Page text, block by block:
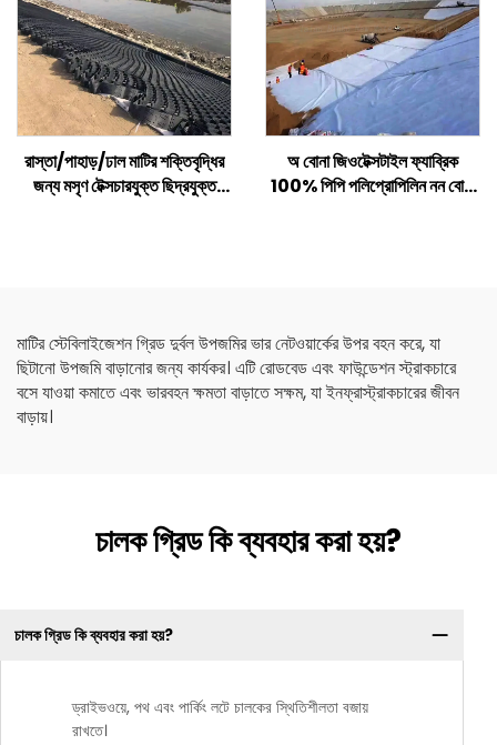
রাস্তা/পাহাড়/ঢাল মাটির শক্তিবৃদ্ধির
জন্য মসৃণ টেক্সচারযুক্ত ছিদ্রযুক্ত
অ বোনা জিওটেক্সটাইল ফ্যাব্রিক
100% পিপি পলিপ্রোপিলিন নন বোনা
মাটির স্টেবিলাইজেশন গ্রিড দুর্বল উপজমির ভার নেটওয়ার্কের উপর বহন করে, যা
ছিটানো উপজমি বাড়ানোর জন্য কার্যকর। এটি রোডবেড এবং ফাউন্ডেশন স্ট্রাকচারে
বসে যাওয়া কমাতে এবং ভারবহন ক্ষমতা বাড়াতে সক্ষম, যা ইনফ্রাস্ট্রাকচারের জীবন
বাড়ায়।
চালক গ্রিড কি ব্যবহার করা হয়?
চালক গ্রিড কি ব্যবহার করা হয়?
ড্রাইভওয়ে, পথ এবং পার্কিং লটে চালকের স্থিতিশীলতা বজায়
রাখতে।